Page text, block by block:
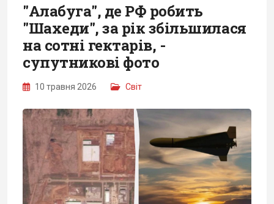
"Алабуга", де РФ робить
"Шахеди", за рік збільшилася
на сотні гектарів, -
супутникові фото
10 травня 2026 Світ